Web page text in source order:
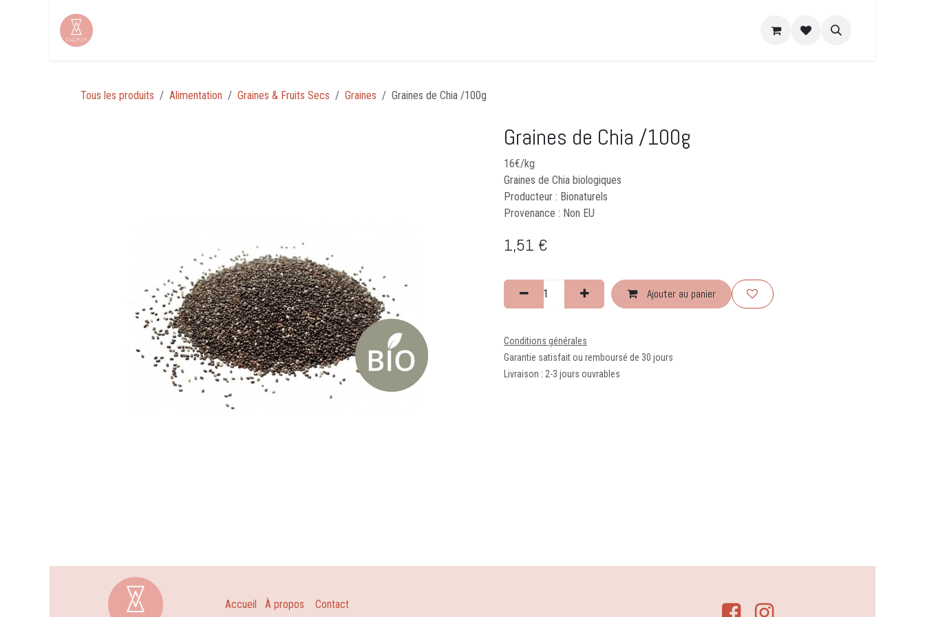
Tous les produits Alimentation Graines & Fruits Secs Graines Graines de Chia /100g
Graines de Chia /100g
16€/kg
Graines de Chia biologiques
Producteur : Bionaturels
Provenance : Non EU
1,51 €
Ajouter au panier
Conditions générales
Garantie satisfait ou remboursé de 30 jours
Livraison : 2-3 jours ouvrables
Accueil À propos Contact